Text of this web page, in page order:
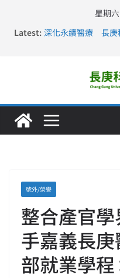
星期
Latest: 深化永續醫療 長庚
長庚科大訪凱瑟醫
仁德醫專與長庚科
長庚科大連四年穩
號外/榮譽
整合產官
手嘉義長
部就業學